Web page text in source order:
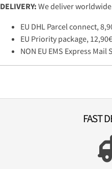
DELIVERY: We deliver
EU DHL Parcel connect,
EU Priority package, 12,90€
NON EU EMS Express
FAST